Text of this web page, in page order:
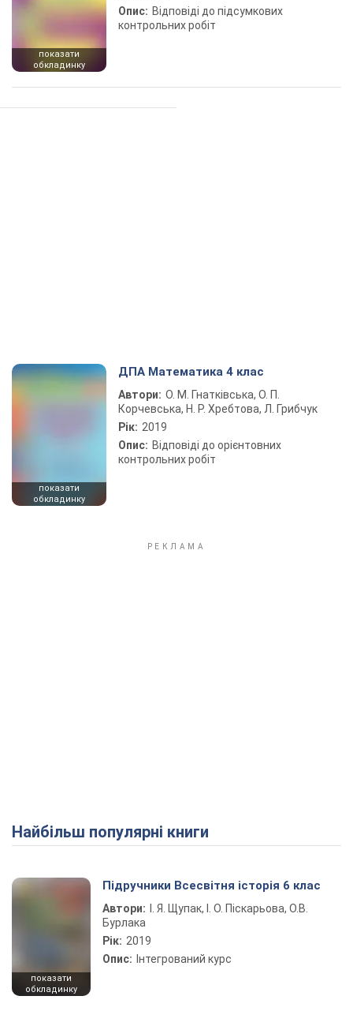
показати
обкладинку
Опис: Відповіді до підсумкових
контрольних робіт
показати
обкладинку
ДПА Математика 4 клас
Автори: О. М. Гнатківська, О. П.
Корчевська, Н. Р. Хребтова, Л. Грибчук
Рік: 2019
Опис: Відповіді до орієнтовних
контрольних робіт
Найбільш популярні книги
показати
обкладинку
Підручники Всесвітня історія 6 клас
Автори:
І. Я. Щупак, І. О. Піскарьова, О.В.
Бурлака
Рік: 2019
Опис: Інтегрований курс